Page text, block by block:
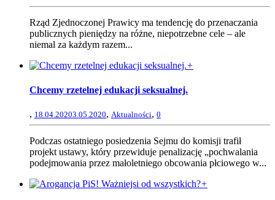
Rząd Zjednoczonej Prawicy ma tendencję do przenaczania
publicznych pieniędzy na różne, niepotrzebne cele – ale
niemal za każdym razem...
+
Chcemy rzetelnej edukacji seksualnej.
, 18.04.20203.05.2020, Aktualności, 0
Podczas ostatniego posiedzenia Sejmu do komisji trafił
projekt ustawy, który przewiduje penalizację „pochwalania
podejmowania przez małoletniego obcowania płciowego w...
+